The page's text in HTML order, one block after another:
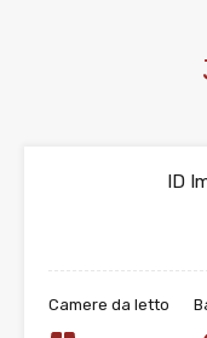
ID
Camere da letto